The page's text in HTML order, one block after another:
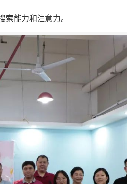
能力和注意力。